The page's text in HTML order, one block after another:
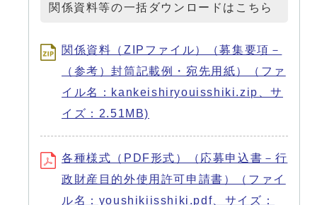
関係資料等の一括ダウンロードはこちら
関係資料（ZIPファイル）（募集要項－
（参考）封筒記載例・宛先用紙）（ファ
イル名：kankeishiryouisshiki.zip、サ
イズ：2.51MB)
各種様式（PDF形式）（応募申込書－行
政財産目的外使用許可申請書）（ファイ
ル名：youshikiisshiki.pdf、サイズ：